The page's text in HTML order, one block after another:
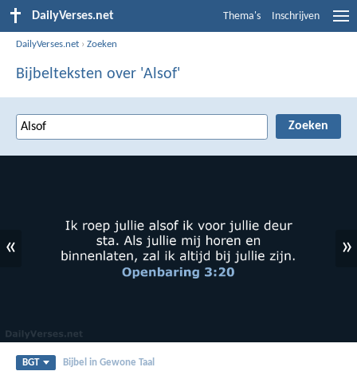
DailyVerses.net Thema's Inschrijven
DailyVerses.net ›Zoeken
Bijbelteksten over 'Alsof'
« »
BGT Bijbel in Gewone Taal